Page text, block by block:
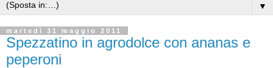
▼
martedì 31 maggio 2011
Spezzatino in agrodolce con ananas e
peperoni